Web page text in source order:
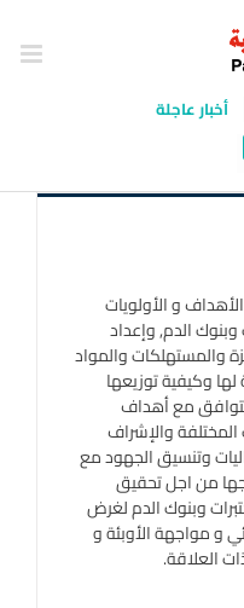
أخبار عاجلة
و الأولويات
الدم, وإعداد
والمستهلكات والمواد
وكيفية توزيعها
يتوافق مع أهداف
المختلفة والإشراف
وتنسيق الجهود مع
من اجل تحقيق
وبنوك الدم لغرض
و مواجهة الأوبئة و
العلاقة.